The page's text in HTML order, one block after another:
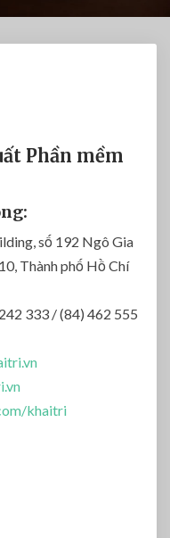
Phần mềm
số 192 Ngô Gia
Thành phố Hồ Chí
333 / (84) 462 555
khaitri